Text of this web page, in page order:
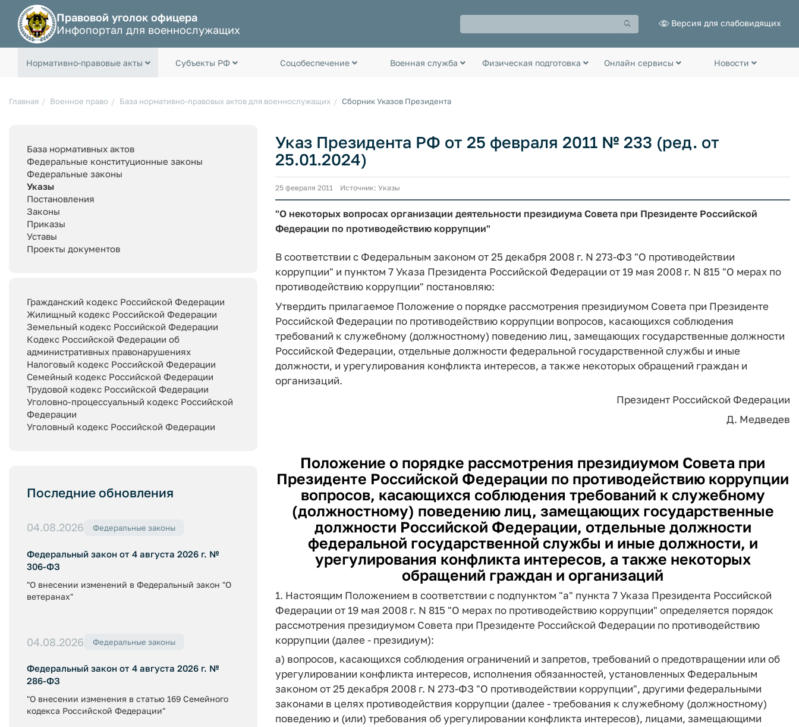
Правовой уголок офицера
Инфопортал для военнослужащих
Версия для слабовидящих
Нормативно-правовые акты Субъекты РФ Соцобеспечение Военная служба Физическая подготовка Онлайн сервисы Новости
Главная Военное право База нормативно-правовых актов для военнослужащих Сборник Указов Президента
База нормативных актов
Федеральные конституционные законы
Федеральные законы
Указы
Постановления
Законы
Приказы
Уставы
Проекты документов
Гражданский кодекс Российской Федерации
Жилищный кодекс Российской Федерации
Земельный кодекс Российской Федерации
Кодекс Российской Федерации об
административных правонарушениях
Налоговый кодекс Российской Федерации
Семейный кодекс Российской Федерации
Трудовой кодекс Российской Федерации
Уголовно-процессуальный кодекс Российской
Федерации
Уголовный кодекс Российской Федерации
Последние обновления
04.08.2026 Федеральные законы
Федеральный закон от 4 августа 2026 г. №
306-ФЗ
"О внесении изменений в Федеральный закон "О
ветеранах"
04.08.2026 Федеральные законы
Федеральный закон от 4 августа 2026 г. №
286-ФЗ
"О внесении изменения в статью 169 Семейного
кодекса Российской Федерации"
Указ Президента РФ от 25 февраля 2011 № 233 (ред. от
25.01.2024)
25 февраля 2011 Источник: Указы
"О некоторых вопросах организации деятельности президиума Совета при Президенте Российской
Федерации по противодействию коррупции"
В соответствии с Федеральным законом от 25 декабря 2008 г. N 273-ФЗ "О противодействии
коррупции" и пунктом 7 Указа Президента Российской Федерации от 19 мая 2008 г. N 815 "О мерах по
противодействию коррупции" постановляю:
Утвердить прилагаемое Положение о порядке рассмотрения президиумом Совета при Президенте
Российской Федерации по противодействию коррупции вопросов, касающихся соблюдения
требований к служебному (должностному) поведению лиц, замещающих государственные должности
Российской Федерации, отдельные должности федеральной государственной службы и иные
должности, и урегулирования конфликта интересов, а также некоторых обращений граждан и
организаций.
Президент Российской Федерации
Д. Медведев
Положение о порядке рассмотрения президиумом Совета при
Президенте Российской Федерации по противодействию коррупции
вопросов, касающихся соблюдения требований к служебному
(должностному) поведению лиц, замещающих государственные
должности Российской Федерации, отдельные должности
федеральной государственной службы и иные должности, и
урегулирования конфликта интересов, а также некоторых
обращений граждан и организаций
1. Настоящим Положением в соответствии с подпунктом "а" пункта 7 Указа Президента Российской
Федерации от 19 мая 2008 г. N 815 "О мерах по противодействию коррупции" определяется порядок
рассмотрения президиумом Совета при Президенте Российской Федерации по противодействию
коррупции (далее - президиум):
а) вопросов, касающихся соблюдения ограничений и запретов, требований о предотвращении или об
урегулировании конфликта интересов, исполнения обязанностей, установленных Федеральным
законом от 25 декабря 2008 г. N 273-ФЗ "О противодействии коррупции", другими федеральными
законами в целях противодействия коррупции (далее - требования к служебному (должностному)
поведению и (или) требования об урегулировании конфликта интересов), лицами, замещающими